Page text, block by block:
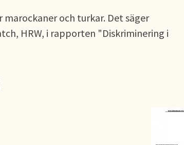
och turkar. Det säger
HRW, i rapporten "Diskriminering i